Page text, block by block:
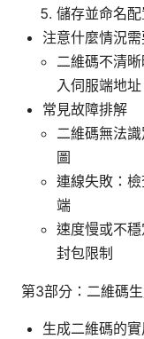
儲存並命名
注意什麼情況
二維碼不清
入伺服端地
常見故障排解
二維碼無法
圖
連線失敗：
端
速度慢或不
封包限制
第3部分：二維碼
生成二維碼的